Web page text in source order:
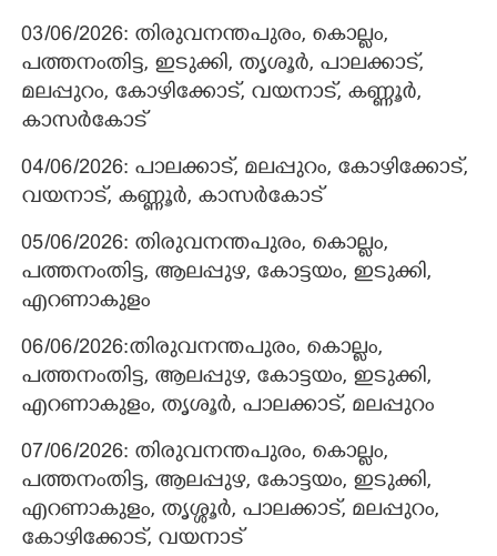
03/06/2026: തിരുവനന്തപുരം, കൊല്ലം,
പത്തനംതിട്ട, ഇടുക്കി, തൃശൂർ, പാലക്കാട്,
മലപ്പുറം, കോഴിക്കോട്, വയനാട്, കണ്ണൂർ,
കാസർകോട്
04/06/2026: പാലക്കാട്, മലപ്പുറം, കോഴിക്കോട്,
വയനാട്, കണ്ണൂർ, കാസർകോട്
05/06/2026: തിരുവനന്തപുരം, കൊല്ലം,
പത്തനംതിട്ട, ആലപ്പുഴ, കോട്ടയം, ഇടുക്കി,
എറണാകുളം
06/06/2026:തിരുവനന്തപുരം, കൊല്ലം,
പത്തനംതിട്ട, ആലപ്പുഴ, കോട്ടയം, ഇടുക്കി,
എറണാകുളം, തൃശൂർ, പാലക്കാട്, മലപ്പുറം
07/06/2026: തിരുവനന്തപുരം, കൊല്ലം,
പത്തനംതിട്ട, ആലപ്പുഴ, കോട്ടയം, ഇടുക്കി,
എറണാകുളം, തൃശ്ശൂർ, പാലക്കാട്, മലപ്പുറം,
കോഴിക്കോട്, വയനാട്